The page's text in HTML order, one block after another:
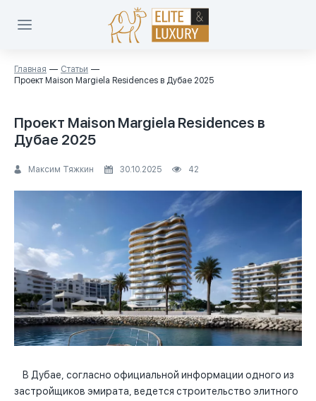
Главная
Статьи
Проект Maison Margiela Residences в Дубае 2025
Проект Maison Margiela Residences в
Дубае 2025
Максим Тяжкин 30.10.2025 42
В Дубае, согласно официальной информации одного из
застройщиков эмирата, ведется строительство элитного